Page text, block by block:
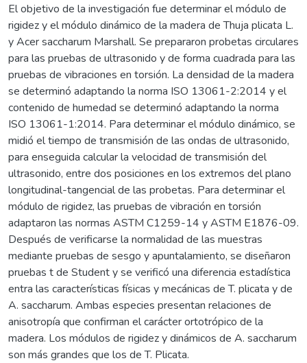
El objetivo de la investigación fue determinar el módulo de
rigidez y el módulo dinámico de la madera de Thuja plicata L.
y Acer saccharum Marshall. Se prepararon probetas circulares
para las pruebas de ultrasonido y de forma cuadrada para las
pruebas de vibraciones en torsión. La densidad de la madera
se determinó adaptando la norma ISO 13061-2:2014 y el
contenido de humedad se determinó adaptando la norma
ISO 13061-1:2014. Para determinar el módulo dinámico, se
midió el tiempo de transmisión de las ondas de ultrasonido,
para enseguida calcular la velocidad de transmisión del
ultrasonido, entre dos posiciones en los extremos del plano
longitudinal-tangencial de las probetas. Para determinar el
módulo de rigidez, las pruebas de vibración en torsión
adaptaron las normas ASTM C1259-14 y ASTM E1876-09.
Después de verificarse la normalidad de las muestras
mediante pruebas de sesgo y apuntalamiento, se diseñaron
pruebas t de Student y se verificó una diferencia estadística
entra las características físicas y mecánicas de T. plicata y de
A. saccharum. Ambas especies presentan relaciones de
anisotropía que confirman el carácter ortotrópico de la
madera. Los módulos de rigidez y dinámicos de A. saccharum
son más grandes que los de T. Plicata.